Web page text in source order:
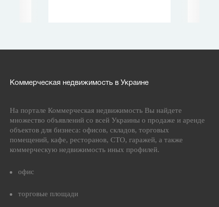
Коммерческая недвижимость в Украине
На портале Коммерческая недвижимость Вы найдете
множество объявлений со всей Украины о продаже и аренде
объектов для бизнеса: офисов, складов, торговых
помещений, кафе, ресторанов, СТО, гаражей, а также
коммерческую недвижимость иных профилей.
офис
торговые площади